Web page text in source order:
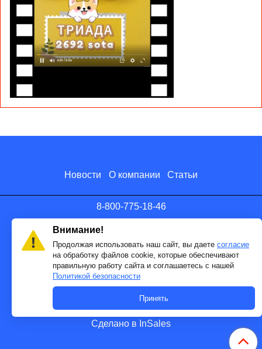
Новости О компании Статьи
8-800-775-18-46
info@antenna.ru
Сделано в InSales
Внимание!
Продолжая использовать наш сайт, вы даете согласие
на обработку файлов cookie, которые обеспечивают
правильную работу сайта и соглашаетесь с нашей
Политикой безопасности
Принять